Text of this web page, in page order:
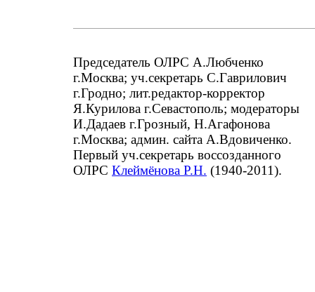
Председатель ОЛРС А.Любченко
г.Москва; уч.секретарь С.Гаврилович
г.Гродно; лит.редактор-корректор
Я.Курилова г.Севастополь; модераторы
И.Дадаев г.Грозный, Н.Агафонова
г.Москва; админ. сайта А.Вдовиченко.
Первый уч.секретарь воссозданного
ОЛРС Клеймёнова Р.Н. (1940-2011).